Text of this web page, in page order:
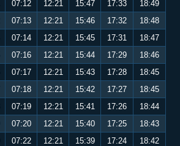
07:12 12:21 15:47 17:33
18:49
07:13 12:21 15:46 17:32
18:48
07:14 12:21 15:45 17:31
18:47
07:16 12:21 15:44 17:29
18:46
07:17 12:21 15:43 17:28
18:45
07:18 12:21 15:42 17:27
18:45
07:19 12:21 15:41 17:26
18:44
07:20 12:21 15:40 17:25
18:43
07:22 12:21 15:39 17:24
18:42